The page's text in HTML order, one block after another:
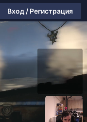
Вход / Регистрация